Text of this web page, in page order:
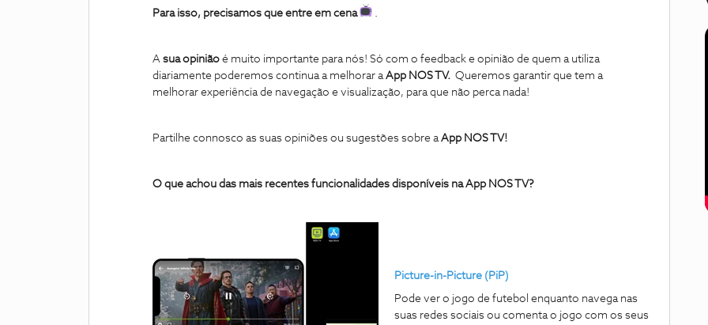
Para isso, precisamos que entre em cena
A sua opinião é muito importante para nós! Só com o feedback e opinião de quem a utiliza
diariamente poderemos continua a melhorar a App NOS TV. Queremos garantir que tem a
melhorar experiência de navegação e visualização, para que não perca nada!
Partilhe connosco as suas opiniões ou sugestões sobre a App NOS TV!
O que achou das mais recentes funcionalidades disponíveis na App NOS TV?
Picture-in-Picture (PiP)
Pode ver o jogo de futebol enquanto navega nas
suas redes sociais ou comenta o jogo com os seus